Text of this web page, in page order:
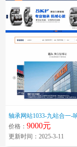
价格： 9000元
更新时间：2025-3-11